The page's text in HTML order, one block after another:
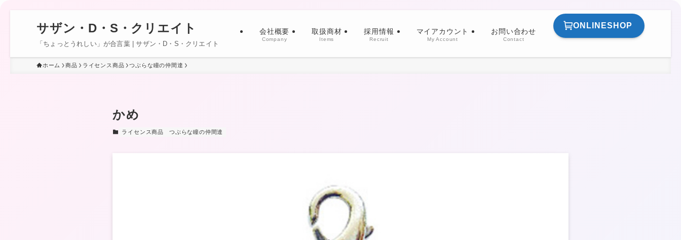
サザン・D・S・クリエイト
「ちょっとうれしい」が合言葉 | サザン・D・S・クリエイト
会社概要
Company
取扱商材
Items
採用情報
Recruit
マイアカウント
My Account
お問い合わせ
Contact
ONLINESHOP
ホーム 商品 ライセンス商品 つぶらな瞳の仲間達
かめ
ライセンス商品 つぶらな瞳の仲間達